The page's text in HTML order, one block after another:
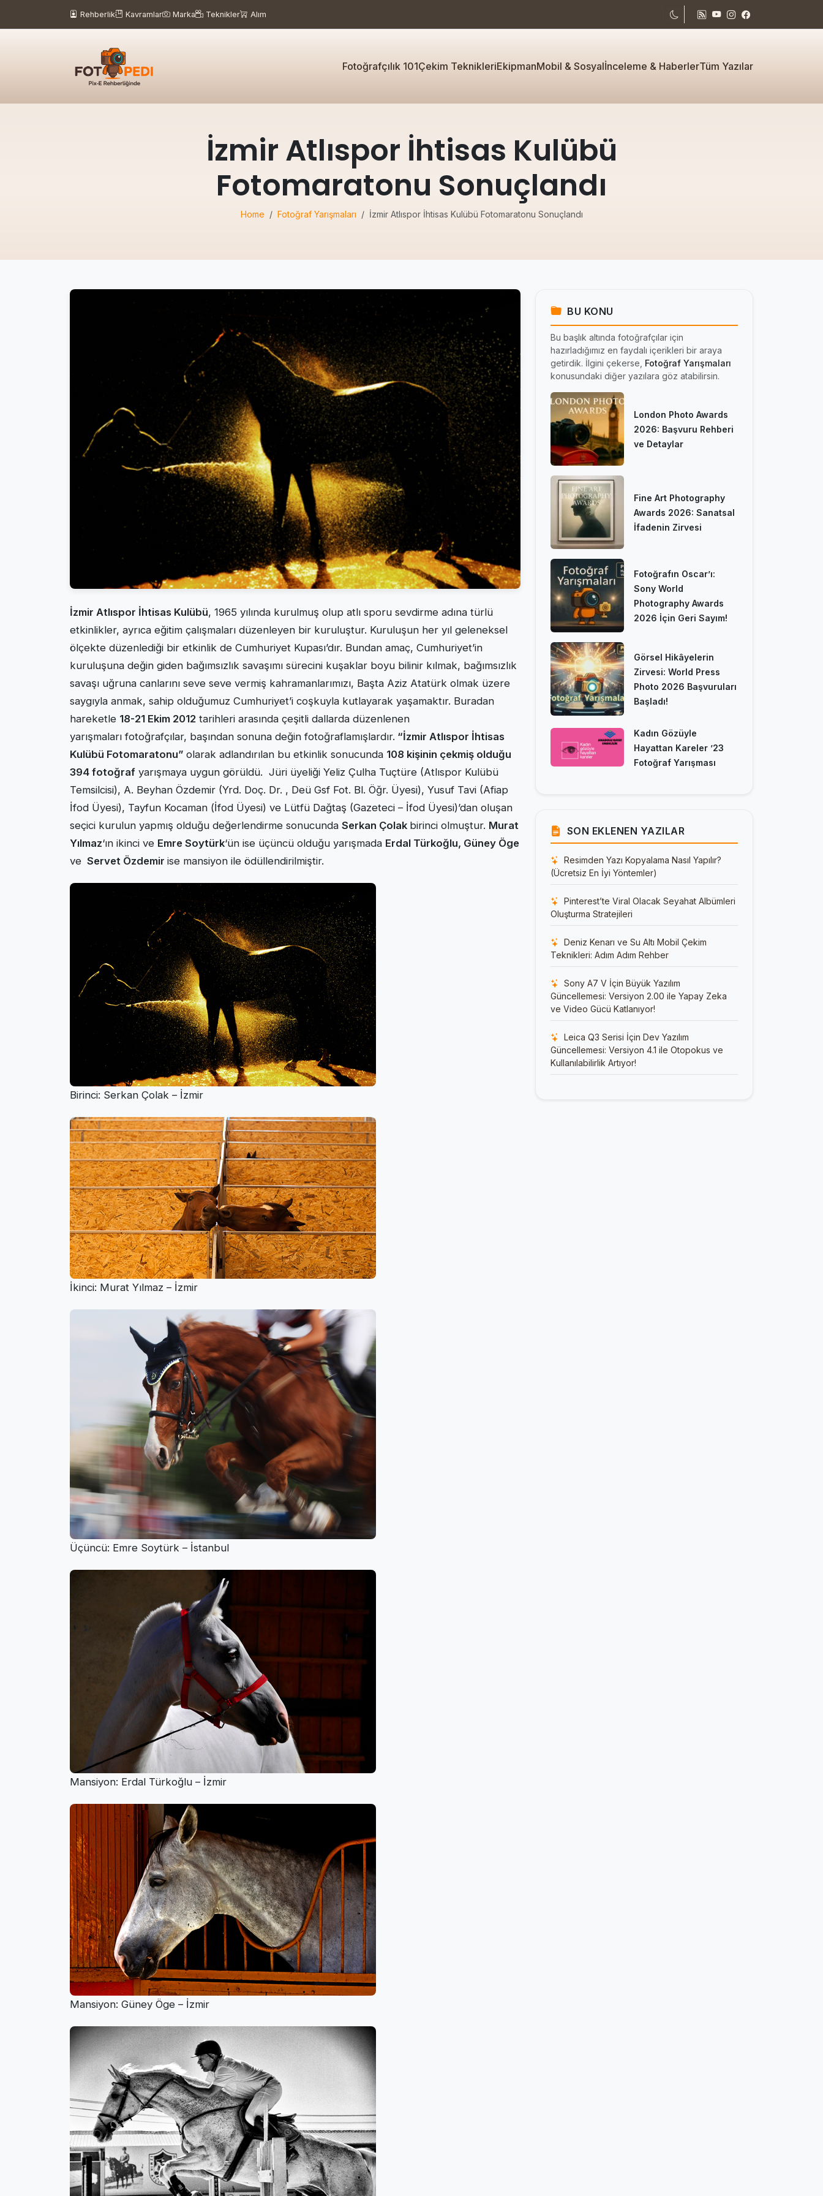
Rehberlik Kavramlar Marka Teknikler Alım
Fotoğrafçılık 101Çekim TeknikleriEkipmanMobil & Sosyalİnceleme & HaberlerTüm Yazılar
İzmir Atlıspor İhtisas Kulübü
Fotomaratonu Sonuçlandı
Home Fotoğraf Yarışmaları İzmir Atlıspor İhtisas Kulübü Fotomaratonu Sonuçlandı
İzmir Atlıspor İhtisas Kulübü, 1965 yılında kurulmuş olup atlı sporu sevdirme adına türlü
etkinlikler, ayrıca eğitim çalışmaları düzenleyen bir kuruluştur. Kuruluşun her yıl geleneksel
ölçekte düzenlediği bir etkinlik de Cumhuriyet Kupası’dır. Bundan amaç, Cumhuriyet’in
kuruluşuna değin giden bağımsızlık savaşımı sürecini kuşaklar boyu bilinir kılmak, bağımsızlık
savaşı uğruna canlarını seve seve vermiş kahramanlarımızı, Başta Aziz Atatürk olmak üzere
saygıyla anmak, sahip olduğumuz Cumhuriyet’i coşkuyla kutlayarak yaşamaktır. Buradan
hareketle 18-21 Ekim 2012 tarihleri arasında çeşitli dallarda düzenlenen
yarışmaları fotoğrafçılar, başından sonuna değin fotoğraflamışlardır. “İzmir Atlıspor İhtisas
Kulübü Fotomaratonu” olarak adlandırılan bu etkinlik sonucunda 108 kişinin çekmiş olduğu
394 fotoğraf yarışmaya uygun görüldü. Jüri üyeliği Yeliz Çulha Tuçtüre (Atlıspor Kulübü
Temsilcisi), A. Beyhan Özdemir (Yrd. Doç. Dr. , Deü Gsf Fot. Bl. Öğr. Üyesi), Yusuf Tavi (Afiap
İfod Üyesi), Tayfun Kocaman (İfod Üyesi) ve Lütfü Dağtaş (Gazeteci – İfod Üyesi)’dan oluşan
seçici kurulun yapmış olduğu değerlendirme sonucunda Serkan Çolak birinci olmuştur. Murat
Yılmaz‘ın ikinci ve Emre Soytürk‘ün ise üçüncü olduğu yarışmada Erdal Türkoğlu, Güney Öge
ve Servet Özdemir ise mansiyon ile ödüllendirilmiştir.
Birinci: Serkan Çolak – İzmir
İkinci: Murat Yılmaz – İzmir
Üçüncü: Emre Soytürk – İstanbul
Mansiyon: Erdal Türkoğlu – İzmir
Mansiyon: Güney Öge – İzmir
BU KONU
Bu başlık altında fotoğrafçılar için
hazırladığımız en faydalı içerikleri bir araya
getirdik. İlgini çekerse, Fotoğraf Yarışmaları
konusundaki diğer yazılara göz atabilirsin.
London Photo Awards
2026: Başvuru Rehberi
ve Detaylar
Fine Art Photography
Awards 2026: Sanatsal
İfadenin Zirvesi
Fotoğrafın Oscar’ı:
Sony World
Photography Awards
2026 İçin Geri Sayım!
Görsel Hikâyelerin
Zirvesi: World Press
Photo 2026 Başvuruları
Başladı!
Kadın Gözüyle
Hayattan Kareler ’23
Fotoğraf Yarışması
SON EKLENEN YAZILAR
Resimden Yazı Kopyalama Nasıl Yapılır?
(Ücretsiz En İyi Yöntemler)
Pinterest’te Viral Olacak Seyahat Albümleri
Oluşturma Stratejileri
Deniz Kenarı ve Su Altı Mobil Çekim
Teknikleri: Adım Adım Rehber
Sony A7 V İçin Büyük Yazılım
Güncellemesi: Versiyon 2.00 ile Yapay Zeka
ve Video Gücü Katlanıyor!
Leica Q3 Serisi İçin Dev Yazılım
Güncellemesi: Versiyon 4.1 ile Otopokus ve
Kullanılabilirlik Artıyor!